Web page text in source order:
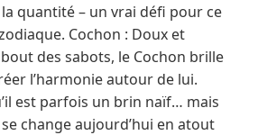
quantité – un vrai défi pour ce
Cochon : Doux et
des sabots, le Cochon brille
l’harmonie autour de lui.
est parfois un brin naïf… mais
change aujourd’hui en atout